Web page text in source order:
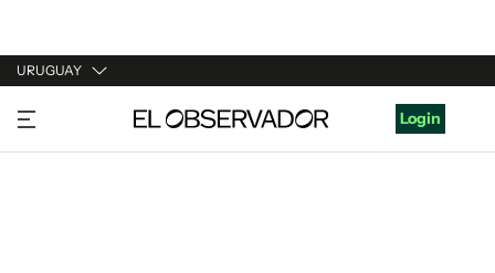
URUGUAY
URUGUAY
ARGENTINA
Login